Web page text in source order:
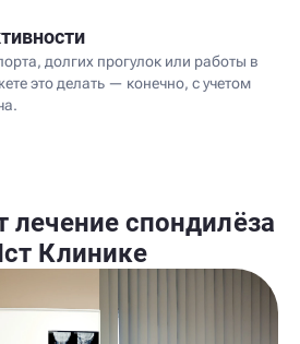
долгих прогулок или работы в
это делать — конечно, с учетом
лечение спондилёза
Клинике